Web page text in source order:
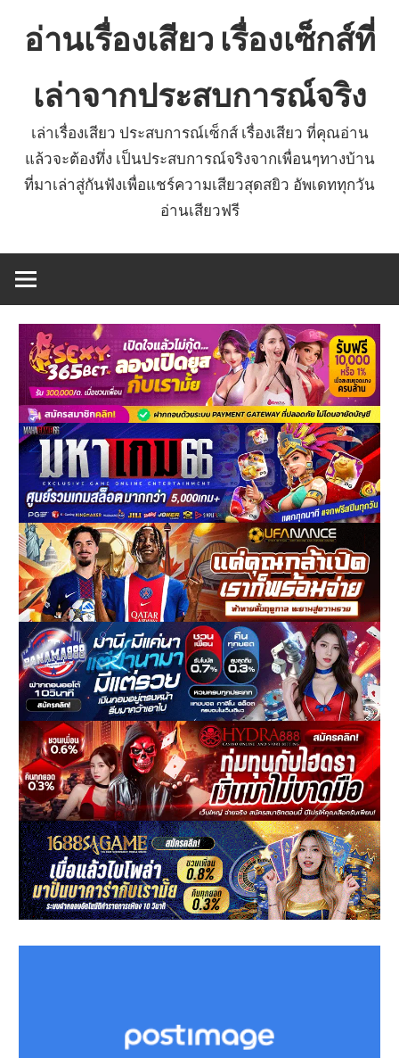
อ่านเรื่องเสียว เรื่องเซ็กส์ที่
เล่าจากประสบการณ์จริง
เล่าเรื่องเสียว ประสบการณ์เซ็กส์ เรื่องเสียว ที่คุณอ่าน
แล้วจะต้องทึ่ง เป็นประสบการณ์จริงจากเพื่อนๆทางบ้าน
ที่มาเล่าสู่กันฟังเพื่อแชร์ความเสียวสุดสยิว อัพเดททุกวัน
อ่านเสียวฟรี